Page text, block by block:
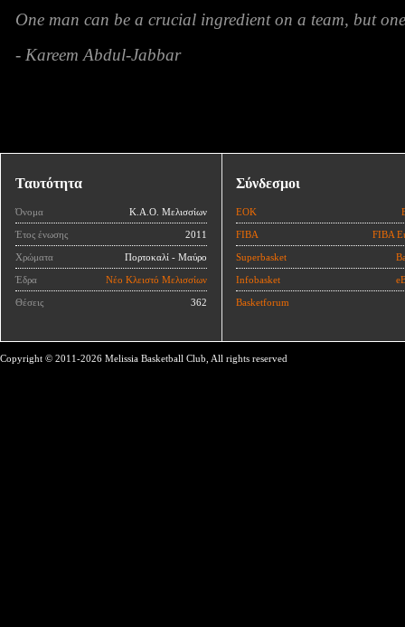
One man can be a crucial ingredient on a team, but
- Kareem Abdul-Jabbar
Ταυτότητα
Όνομα Κ.Α.Ο. Μελισσίων
Έτος ένωσης 2011
Χρώματα Πορτοκαλί - Μαύρο
Έδρα Νέο Κλειστό Μελισσίων
Θέσεις 362
Σύνδεσμοι
ΕΟΚ
FIBA FIBA
Superbasket
Infobasket
Basketforum
Copyright © 2011-2026 Melissia Basketball Club, All rights reserved